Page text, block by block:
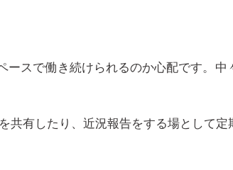
スで働き続けられるのか心配です。
有したり、近況報告をする場として